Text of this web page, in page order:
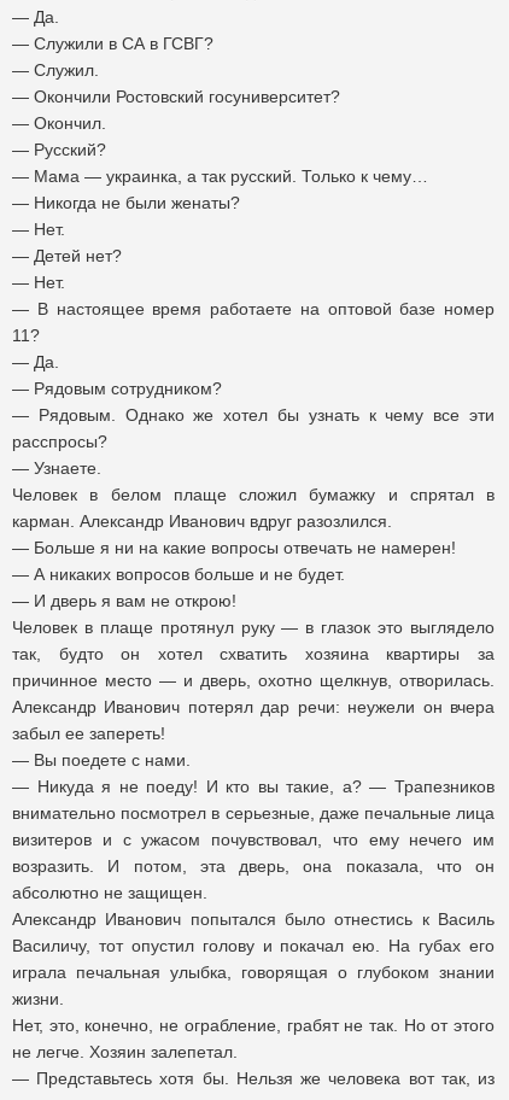
— Да.
— Служили в СА в ГСВГ?
— Служил.
— Окончили Ростовский госуниверситет?
— Окончил.
— Русский?
— Мама — украинка, а так русский. Только к чему…
— Никогда не были женаты?
— Нет.
— Детей нет?
— Нет.
— В настоящее время работаете на оптовой базе номер
11?
— Да.
— Рядовым сотрудником?
— Рядовым. Однако же хотел бы узнать к чему все эти
расспросы?
— Узнаете.
Человек в белом плаще сложил бумажку и спрятал в
карман. Александр Иванович вдруг разозлился.
— Больше я ни на какие вопросы отвечать не намерен!
— А никаких вопросов больше и не будет.
— И дверь я вам не открою!
Человек в плаще протянул руку — в глазок это выглядело
так, будто он хотел схватить хозяина квартиры за
причинное место — и дверь, охотно щелкнув, отворилась.
Александр Иванович потерял дар речи: неужели он вчера
забыл ее запереть!
— Вы поедете с нами.
— Никуда я не поеду! И кто вы такие, а? — Трапезников
внимательно посмотрел в серьезные, даже печальные лица
визитеров и с ужасом почувствовал, что ему нечего им
возразить. И потом, эта дверь, она показала, что он
абсолютно не защищен.
Александр Иванович попытался было отнестись к Василь
Василичу, тот опустил голову и покачал ею. На губах его
играла печальная улыбка, говорящая о глубоком знании
жизни.
Нет, это, конечно, не ограбление, грабят не так. Но от этого
не легче. Хозяин залепетал.
— Представьтесь хотя бы. Нельзя же человека вот так, из